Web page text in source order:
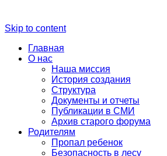
Skip to content
Главная
О нас
Наша миссия
История создания
Структура
Документы и отчеты
Публикации в СМИ
Архив старого форума
Родителям
Пропал ребенок
Безопасность в лесу